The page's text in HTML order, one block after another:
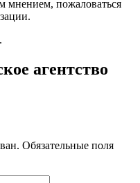
мнением, пожаловаться
агентство
Обязательные поля